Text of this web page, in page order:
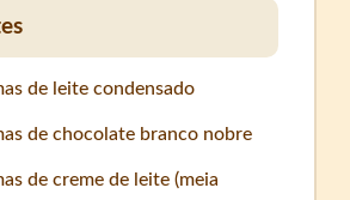
de leite condensado
de chocolate branco nobre
de creme de leite (meia